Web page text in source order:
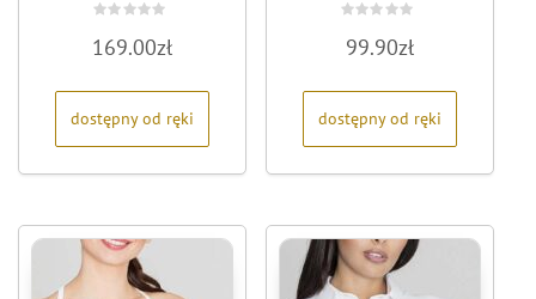
0
na
169.00zł
dostępny od ręki
0
na
99.90zł
dostępny od ręki